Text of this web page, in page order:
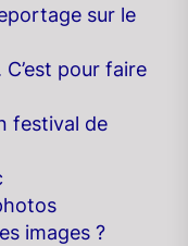
sur le
C’est pour faire
festival de
images ?